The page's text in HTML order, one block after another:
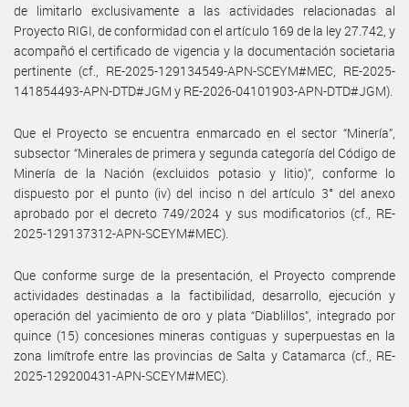
de limitarlo exclusivamente a las actividades relacionadas al
Proyecto RIGI, de conformidad con el artículo 169 de la ley 27.742, y
acompañó el certificado de vigencia y la documentación societaria
pertinente (cf., RE-2025-129134549-APN-SCEYM#MEC, RE-2025-
141854493-APN-DTD#JGM y RE-2026-04101903-APN-DTD#JGM).
Que el Proyecto se encuentra enmarcado en el sector “Minería”,
subsector “Minerales de primera y segunda categoría del Código de
Minería de la Nación (excluidos potasio y litio)”, conforme lo
dispuesto por el punto (iv) del inciso n del artículo 3° del anexo
aprobado por el decreto 749/2024 y sus modificatorios (cf., RE-
2025-129137312-APN-SCEYM#MEC).
Que conforme surge de la presentación, el Proyecto comprende
actividades destinadas a la factibilidad, desarrollo, ejecución y
operación del yacimiento de oro y plata “Diablillos”, integrado por
quince (15) concesiones mineras contiguas y superpuestas en la
zona limítrofe entre las provincias de Salta y Catamarca (cf., RE-
2025-129200431-APN-SCEYM#MEC).